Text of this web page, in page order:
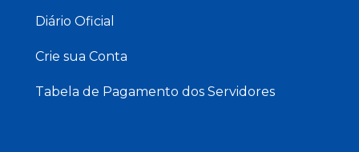
Diário Oficial
Crie sua Conta
Tabela de Pagamento dos Servidores